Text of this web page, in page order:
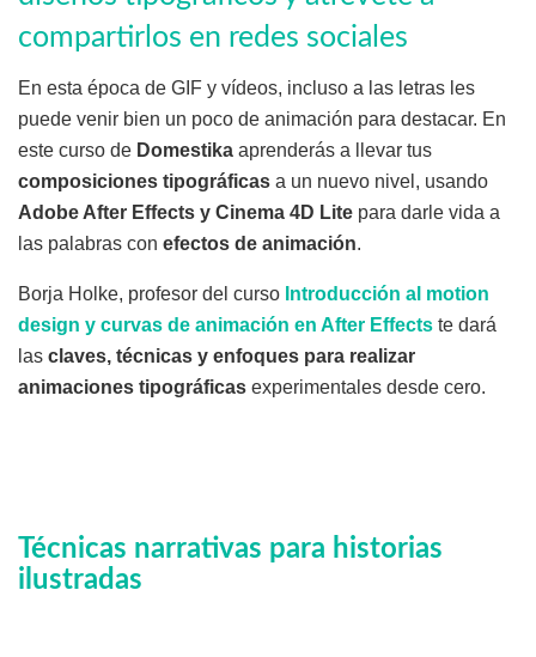
compartirlos en redes sociales
En esta época de GIF y vídeos, incluso a las letras les
puede venir bien un poco de animación para destacar. En
este curso de Domestika aprenderás a llevar tus
composiciones tipográficas a un nuevo nivel, usando
Adobe After Effects y Cinema 4D Lite para darle vida a
las palabras con efectos de animación.
Borja Holke, profesor del curso Introducción al motion
design y curvas de animación en After Effects te dará
las claves, técnicas y enfoques para realizar
animaciones tipográficas experimentales desde cero.
Técnicas narrativas para historias
ilustradas